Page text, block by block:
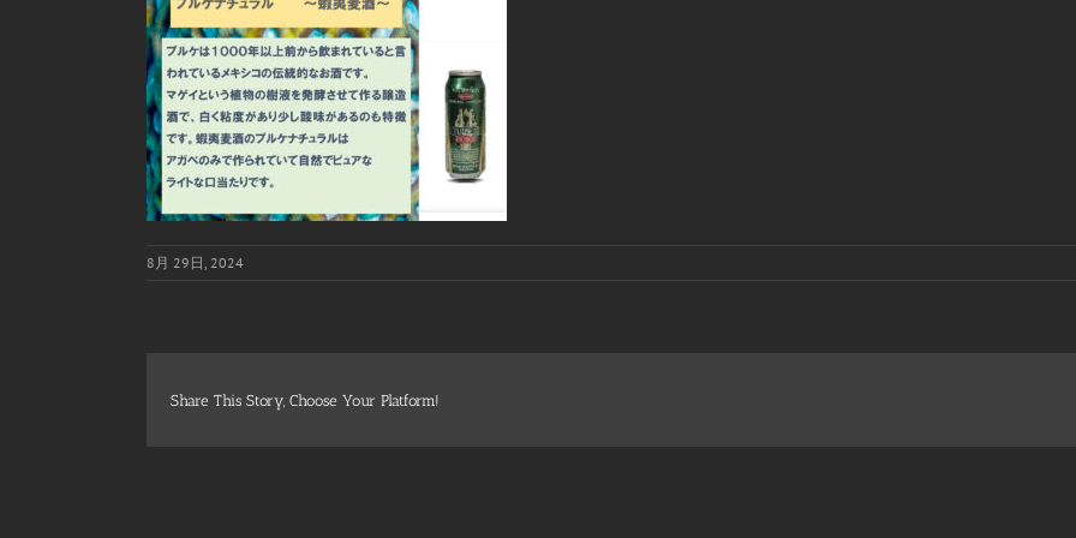
8月 29日, 2024
Share This Story, Choose Your Platform!